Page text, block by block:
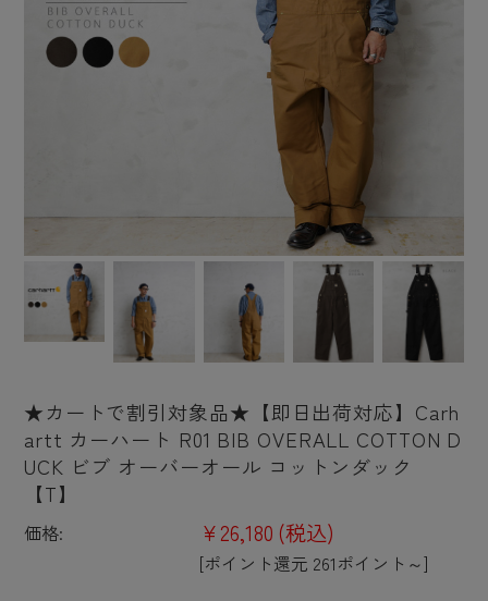
★カートで割引対象品★【即日出荷対応】Carh
artt カーハート R01 BIB OVERALL COTTON D
UCK ビブ オーバーオール コットンダック
【T】
価格: ¥26,180 (税込)
[ポイント還元 261ポイント～]